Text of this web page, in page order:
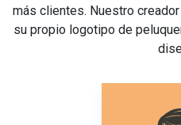
más clientes. Nuestro
su propio logotipo de